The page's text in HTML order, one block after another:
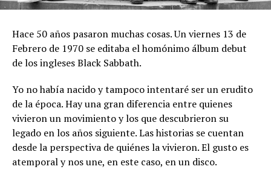
Hace 50 años pasaron muchas cosas. Un viernes 13 de
Febrero de 1970 se editaba el homónimo álbum debut
de los ingleses Black Sabbath.
Yo no había nacido y tampoco intentaré ser un erudito
de la época. Hay una gran diferencia entre quienes
vivieron un movimiento y los que descubrieron su
legado en los años siguiente. Las historias se cuentan
desde la perspectiva de quiénes la vivieron. El gusto es
atemporal y nos une, en este caso, en un disco.